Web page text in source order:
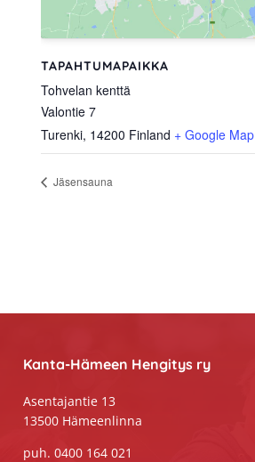
TAPAHTUMAPAIKKA
Tohvelan kenttä
Valontie 7
Turenki, 14200 Finland + Google Map
Jäsensauna
Kanta-Hämeen Hengitys ry
Asentajantie 13
13500 Hämeenlinna
puh. 0400 164 021